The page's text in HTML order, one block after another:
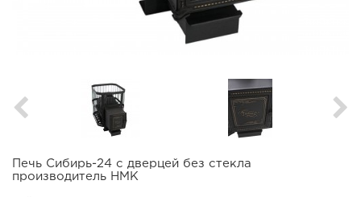
Печь Сибирь-24 с дверцей без стекла
производитель НМК